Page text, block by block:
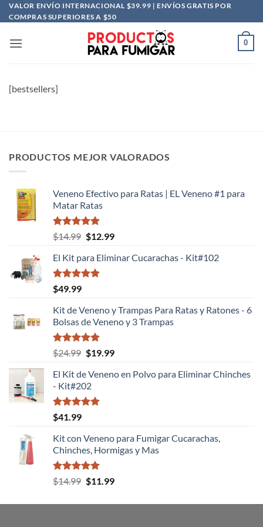
Saltar
al
VALOR ENVÍO INTERNACIONAL $39.99 | ENVÍOS GRATIS POR
COMPRAS SUPERIORES A $50
0
[bestsellers]
PRODUCTOS MEJOR VALORADOS
Veneno Efectivo para Ratas | EL Veneno #1 para
Matar Ratas
Valorado
con
de 5
$14.99 El
original
era:
$12.99El
actual
El Kit para Eliminar Cucarachas - Kit#102
Valorado
con
de 5
$49.99
Kit de Veneno y Trampas Para Ratas y Ratones - 6
Bolsas de Veneno y 3 Trampas
Valorado
con
de 5
$24.99 El
original
era:
$24.99.
$19.99El
actual
El Kit de Veneno en Polvo para Eliminar Chinches
- Kit#202
Valorado
con
de 5
$41.99
Kit con Veneno para Fumigar Cucarachas,
Chinches, Hormigas y Mas
Valorado
con
$14.99 El
original
$11.99El
actual